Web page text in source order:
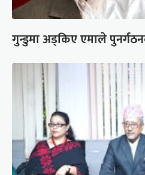
गुन्डुमा अड्किए एमाले